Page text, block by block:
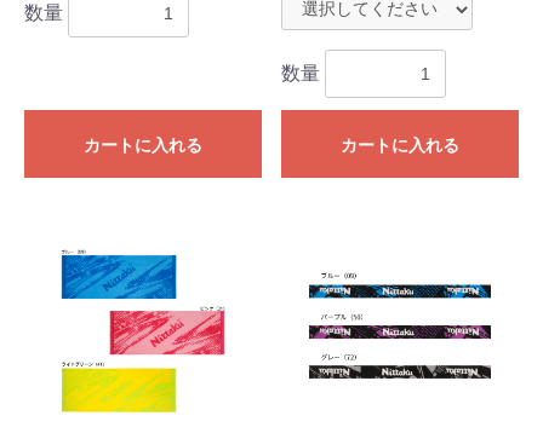
数量
カートに入れる
数量
カートに入れる